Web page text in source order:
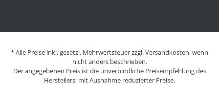
* Alle Preise inkl. gesetzl. Mehrwertsteuer zzgl. Versandkosten, wenn
nicht anders beschrieben.
Der angegebenen Preis ist die unverbindliche Preisempfehlung des
Herstellers, mit Ausnahme reduzierter Preise.